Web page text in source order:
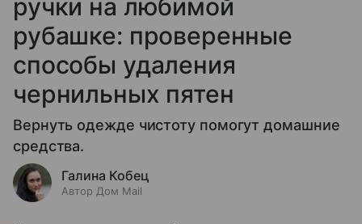
ручки на любимой
рубашке: проверенные
способы удаления
чернильных пятен
Вернуть одежде чистоту помогут домашние
средства.
Галина Кобец
Автор Дом Mail